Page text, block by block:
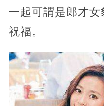
一起可謂是郎才
祝福。